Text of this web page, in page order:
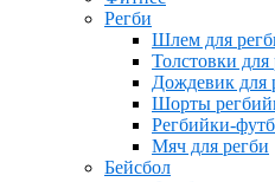
Регби
Шлем для
Толстовки для
Дождевик для
Шорты
Регбийки-
Мяч для регби
Бейсбол